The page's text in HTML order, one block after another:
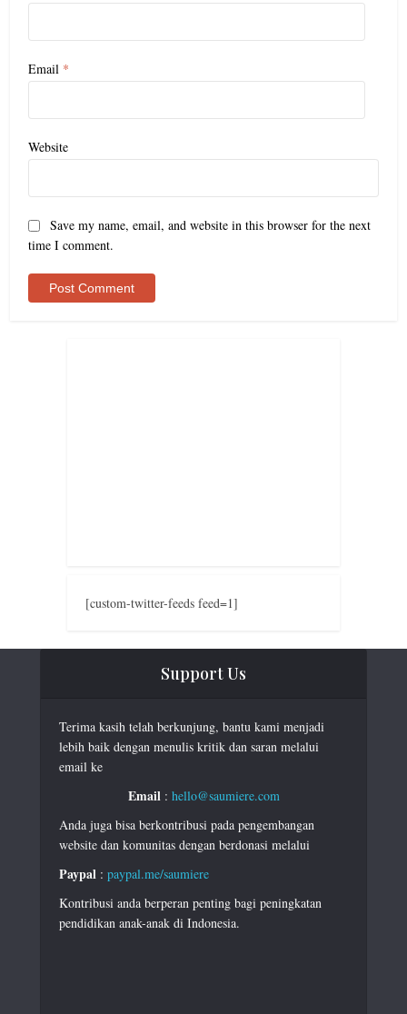
Email *
Website
Save my name, email, and website in this browser for the next
time I comment.
[custom-twitter-feeds feed=1]
Support Us
Terima kasih telah berkunjung, bantu kami menjadi
lebih baik dengan menulis kritik dan saran melalui
email ke
Email : hello@saumiere.com
Anda juga bisa berkontribusi pada pengembangan
website dan komunitas dengan berdonasi melalui
Paypal : paypal.me/saumiere
Kontribusi anda berperan penting bagi peningkatan
pendidikan anak-anak di Indonesia.